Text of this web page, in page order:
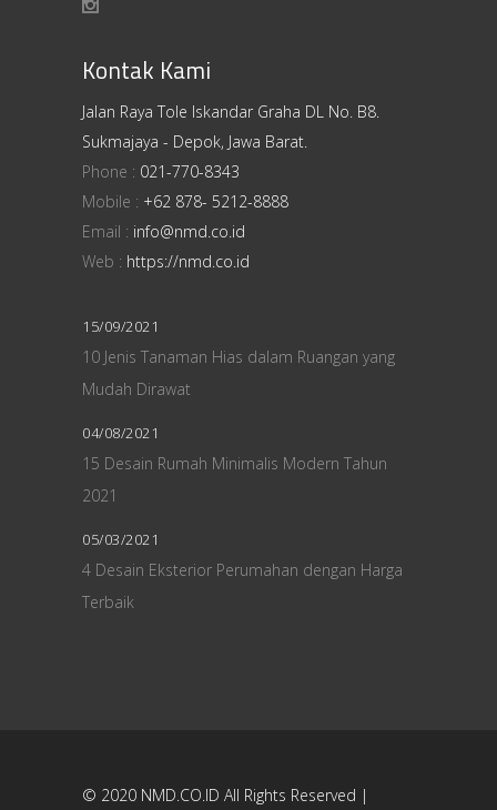
Kontak Kami
Jalan Raya Tole Iskandar Graha DL No. B8.
Sukmajaya - Depok, Jawa Barat.
Phone : 021-770-8343
Mobile : +62 878- 5212-8888
Email : info@nmd.co.id
Web : https://nmd.co.id
15/09/2021
10 Jenis Tanaman Hias dalam Ruangan yang
Mudah Dirawat
04/08/2021
15 Desain Rumah Minimalis Modern Tahun
2021
05/03/2021
4 Desain Eksterior Perumahan dengan Harga
Terbaik
© 2020 NMD.CO.ID All Rights Reserved |